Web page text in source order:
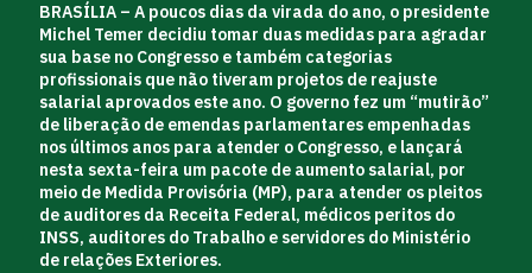
BRASÍLIA – A poucos dias da virada do ano, o presidente
Michel Temer decidiu tomar duas medidas para agradar
sua base no Congresso e também categorias
profissionais que não tiveram projetos de reajuste
salarial aprovados este ano. O governo fez um “mutirão”
de liberação de emendas parlamentares empenhadas
nos últimos anos para atender o Congresso, e lançará
nesta sexta-feira um pacote de aumento salarial, por
meio de Medida Provisória (MP), para atender os pleitos
de auditores da Receita Federal, médicos peritos do
INSS, auditores do Trabalho e servidores do Ministério
de relações Exteriores.